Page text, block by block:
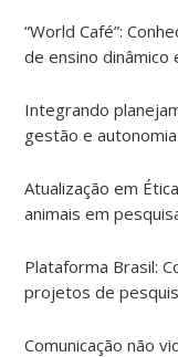
“World Café”:
de ensino dinâmico
Integrando
gestão e
Atualização em
animais em
Plataforma Brasil:
projetos de
Comunicação não